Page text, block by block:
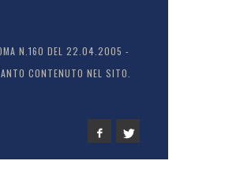
N.160 DEL 22.04.2005 -
CONTENUTO NEL SITO.